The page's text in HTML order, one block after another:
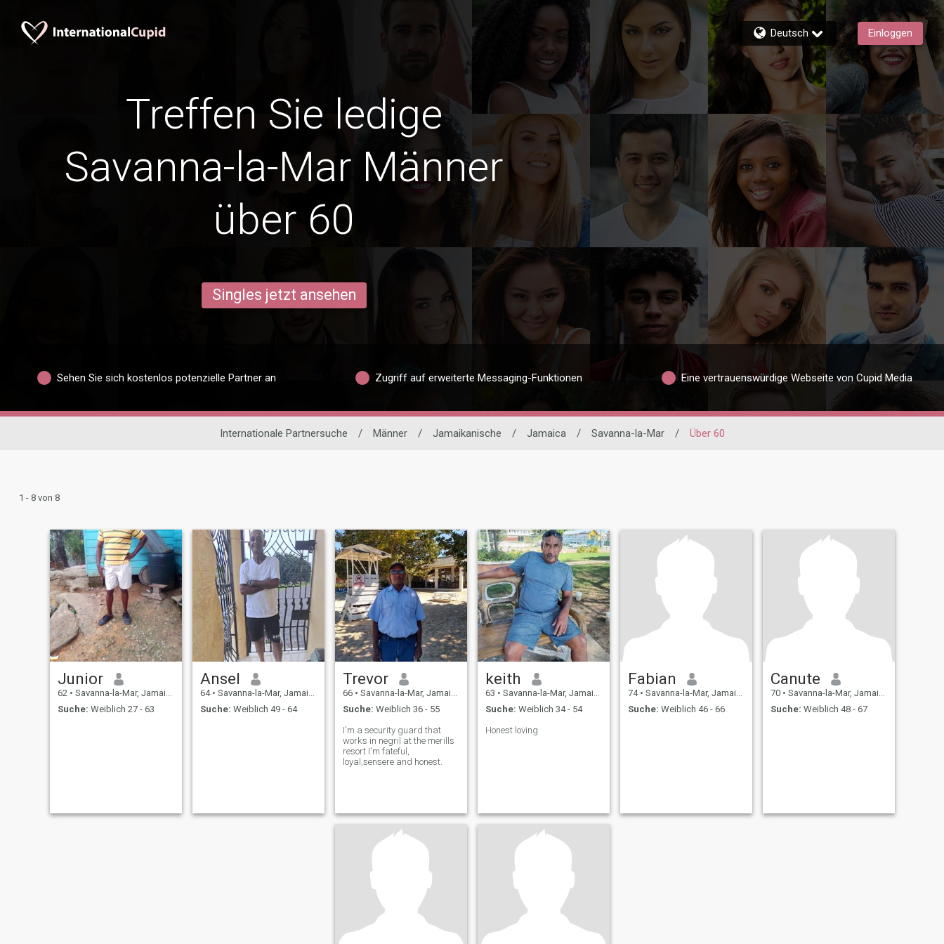
Deutsch Einloggen
Treffen Sie ledige
Savanna-la-Mar Männer
über 60
Singles jetzt ansehen
Sehen Sie sich kostenlos potenzielle Partner an Zugriff auf erweiterte Messaging-Funktionen Eine vertrauenswürdige Webseite von Cupid Media
Internationale Partnersuche / Männer / Jamaikanische / Jamaica / Savanna-la-Mar / Über 60
1 - 8 von 8
Junior
62 • Savanna-la-Mar, Jamaica, Jamaika
Suche: Weiblich 27 - 63
Ansel
64 • Savanna-la-Mar, Jamaica, Jamaika
Suche: Weiblich 49 - 64
Trevor
66 • Savanna-la-Mar, Jamaica, Jamaika
Suche: Weiblich 36 - 55
I'm a security guard that
works in negril at the merills
resort I'm fateful,
loyal,sensere and honest.
keith
63 • Savanna-la-Mar, Jamaica, Jamaika
Suche: Weiblich 34 - 54
Honest loving
Fabian
74 • Savanna-la-Mar, Jamaica, Jamaika
Suche: Weiblich 46 - 66
Canute
70 • Savanna-la-Mar, Jamaica, Jamaika
Suche: Weiblich 48 - 67